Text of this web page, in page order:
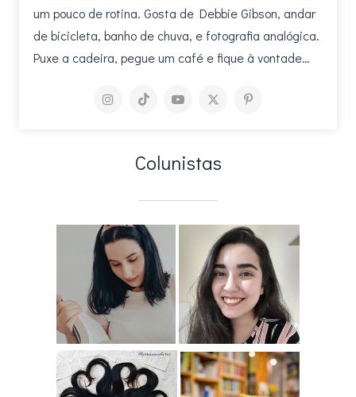
um pouco de rotina. Gosta de Debbie Gibson, andar
de bicicleta, banho de chuva, e fotografia analógica.
Puxe a cadeira, pegue um café e fique à vontade…
Colunistas